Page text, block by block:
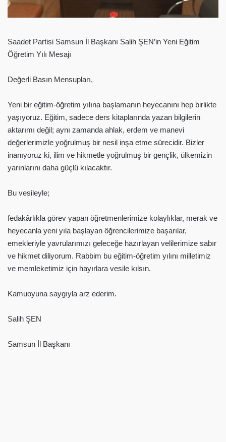
Saadet Partisi Samsun İl Başkanı Salih ŞEN’in Yeni Eğitim
Öğretim Yılı Mesajı
Değerli Basın Mensupları,
Yeni bir eğitim-öğretim yılına başlamanın heyecanını hep birlikte
yaşıyoruz. Eğitim, sadece ders kitaplarında yazan bilgilerin
aktarımı değil; aynı zamanda ahlak, erdem ve manevi
değerlerimizle yoğrulmuş bir nesil inşa etme sürecidir. Bizler
inanıyoruz ki, ilim ve hikmetle yoğrulmuş bir gençlik, ülkemizin
yarınlarını daha güçlü kılacaktır.
Bu vesileyle;
fedakârlıkla görev yapan öğretmenlerimize kolaylıklar, merak ve
heyecanla yeni yıla başlayan öğrencilerimize başarılar,
emekleriyle yavrularımızı geleceğe hazırlayan velilerimize sabır
ve hikmet diliyorum. Rabbim bu eğitim-öğretim yılını milletimiz
ve memleketimiz için hayırlara vesile kılsın.
Kamuoyuna saygıyla arz ederim.
Salih ŞEN
Samsun İl Başkanı